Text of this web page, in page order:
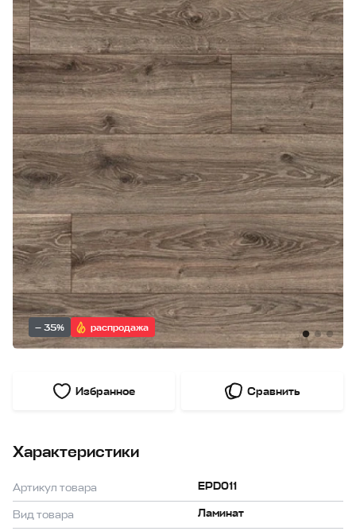
— 35% распродажа
Избранное Сравнить
Характеристики
Артикул товара EPD011
Вид товара Ламинат